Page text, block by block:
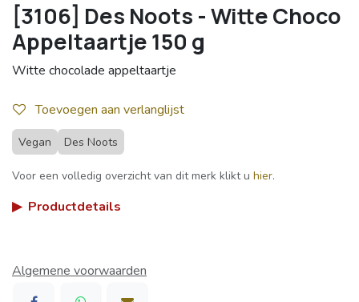
[3106] Des Noots - Witte Choco
Appeltaartje 150 g
Witte chocolade appeltaartje
Toevoegen aan verlanglijst
Vegan Des Noots
Voor een volledig overzicht van dit merk klikt u hier.
▶ Productdetails
Algemene voorwaarden